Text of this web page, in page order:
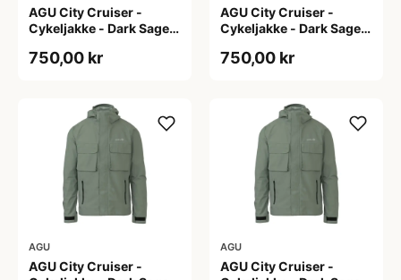
AGU City Cruiser -
Cykeljakke - Dark Sage -
750,00 kr
AGU City Cruiser -
Cykeljakke - Dark Sage -
750,00 kr
AGU
AGU City Cruiser -
AGU
AGU City Cruiser -